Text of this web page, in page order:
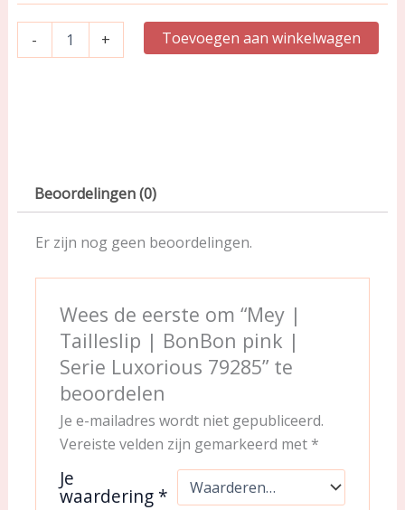
-
Serie
Luxorious
79285
+ Toevoegen aan winkelwagen
Beoordelingen (0)
Er zijn nog geen beoordelingen.
Wees de eerste om “Mey |
Tailleslip | BonBon pink |
Serie Luxorious 79285” te
beoordelen
Je e-mailadres wordt niet gepubliceerd.
Vereiste velden zijn gemarkeerd met *
Je
waardering *